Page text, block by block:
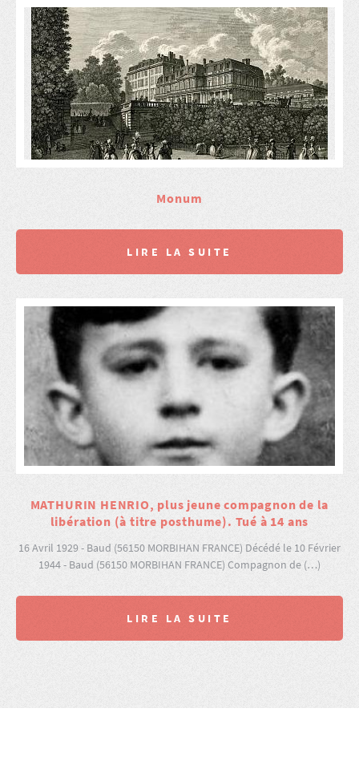
Monum
LIRE LA SUITE
MATHURIN HENRIO, plus jeune compagnon de la
libération (à titre posthume). Tué à 14 ans
16 Avril 1929 - Baud (56150 MORBIHAN FRANCE) Décédé le 10 Février
1944 - Baud (56150 MORBIHAN FRANCE) Compagnon de (…)
LIRE LA SUITE